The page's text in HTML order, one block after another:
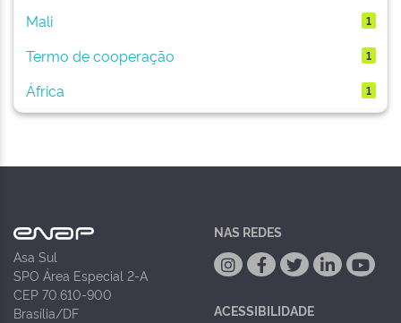
Mali 1
Termo de cooperação 1
África 1
Asa Sul
SPO Área Especial 2-A
CEP 70.610-900
Brasília/DF
NAS REDES
ACESSIBILIDADE